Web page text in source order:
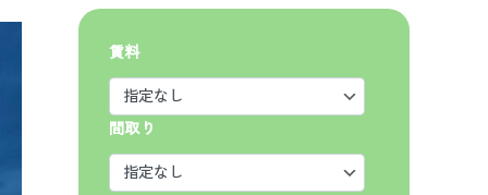
賃料
間取り